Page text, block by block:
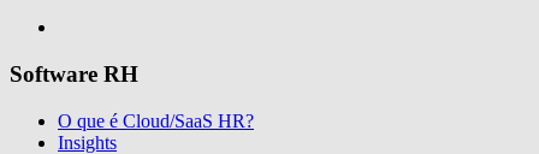
Software RH
O que é Cloud/SaaS HR?
Insights